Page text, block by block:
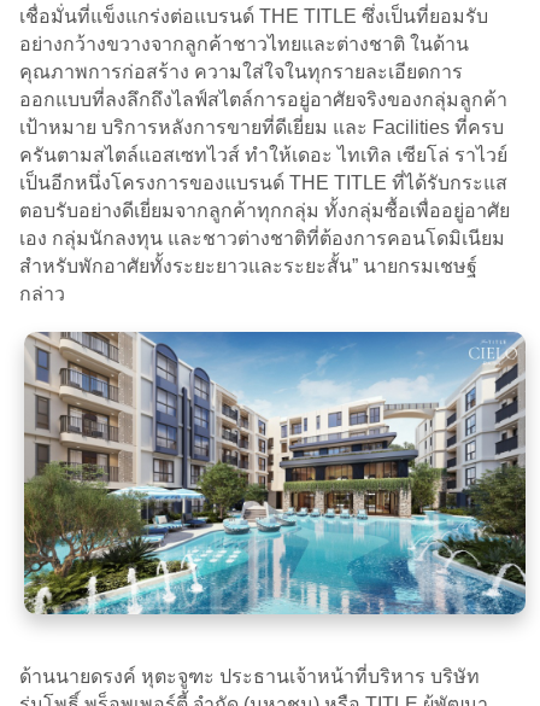
เชื่อมั่นที่แข็งแกร่งต่อแบรนด์ THE TITLE ซึ่งเป็นที่ยอมรับ
อย่างกว้างขวางจากลูกค้าชาวไทยและต่างชาติ ในด้าน
คุณภาพการก่อสร้าง ความใส่ใจในทุกรายละเอียดการ
ออกแบบที่ลงลึกถึงไลฟ์สไตล์การอยู่อาศัยจริงของกลุ่มลูกค้า
เป้าหมาย บริการหลังการขายที่ดีเยี่ยม และ Facilities ที่ครบ
ครันตามสไตล์แอสเซทไวส์ ทำให้เดอะ ไทเทิล เซียโล่ ราไวย์
เป็นอีกหนึ่งโครงการของแบรนด์ THE TITLE ที่ได้รับกระแส
ตอบรับอย่างดีเยี่ยมจากลูกค้าทุกกลุ่ม ทั้งกลุ่มซื้อเพื่ออยู่อาศัย
เอง กลุ่มนักลงทุน และชาวต่างชาติที่ต้องการคอนโดมิเนียม
สำหรับพักอาศัยทั้งระยะยาวและระยะสั้น” นายกรมเชษฐ์
กล่าว
ด้านนายดรงค์ หุตะจูฑะ ประธานเจ้าหน้าที่บริหาร บริษัท